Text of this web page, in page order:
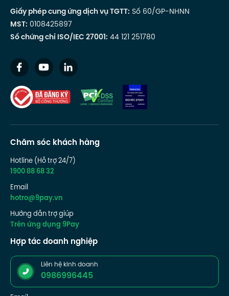
Giấy phép cung ứng dịch vụ TGTT: Số 60/GP-NHNN
MST: 0108425897
Số chứng chỉ ISO/IEC 27001: 44 121 251780
Chăm sóc khách hàng
Hotline (Hỗ trợ 24/7)
1900 88 68 32
Email
hotro@9pay.vn
Hướng dẫn trợ giúp
Trên ứng dụng 9Pay
Hợp tác doanh nghiệp
Liên hệ kinh doanh
0986996445